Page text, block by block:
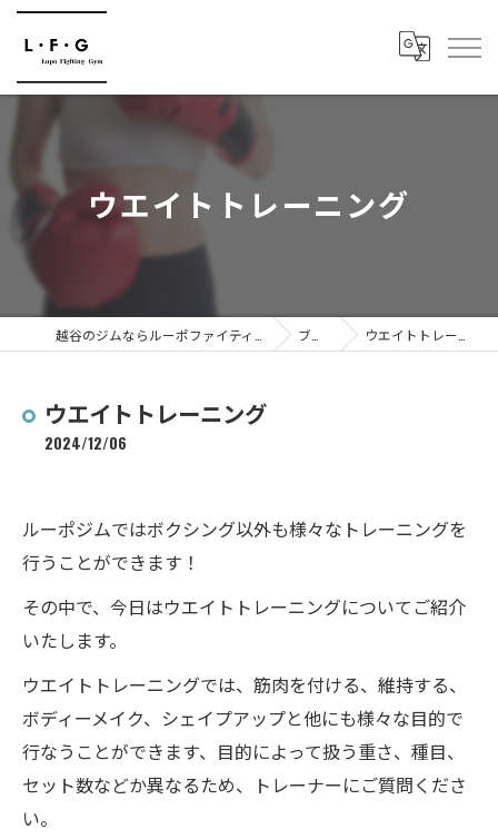
ウエイトトレーニング
ブログ ウエイトトレーニング
ウエイトトレーニング
2024/12/06
ルーポジムではボクシング以外も様々なトレーニングを
行うことができます！
その中で、今日はウエイトトレーニングについてご紹介
いたします。
ウエイトトレーニングでは、筋肉を付ける、維持する、
ボディーメイク、シェイプアップと他にも様々な目的で
行なうことができます、目的によって扱う重さ、種目、
セット数などか異なるため、トレーナーにご質問くださ
い。